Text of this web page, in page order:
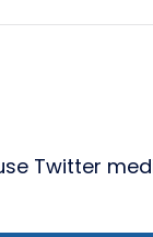
Twitter